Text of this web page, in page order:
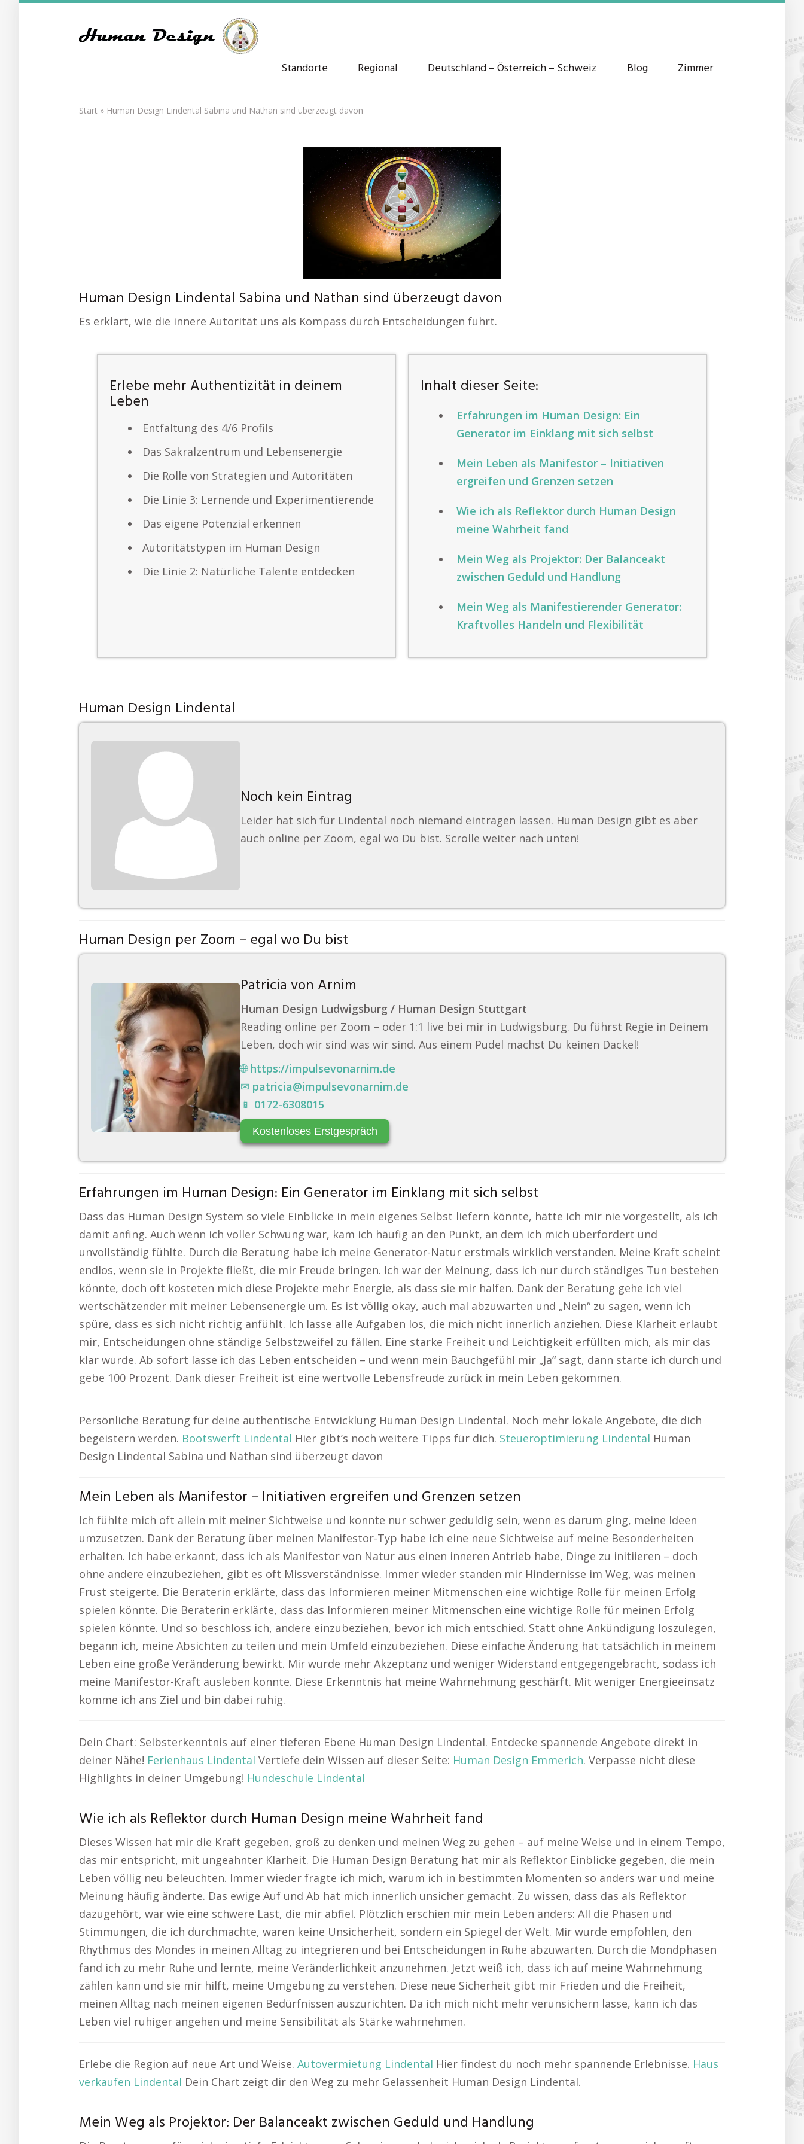
Standorte Regional Deutschland – Österreich – Schweiz Blog Zimmer
Start » Human Design Lindental Sabina und Nathan sind überzeugt davon
Human Design Lindental Sabina und Nathan sind überzeugt davon
Es erklärt, wie die innere Autorität uns als Kompass durch Entscheidungen führt.
Erlebe mehr Authentizität in deinem
Leben
Entfaltung des 4/6 Profils
Das Sakralzentrum und Lebensenergie
Die Rolle von Strategien und Autoritäten
Die Linie 3: Lernende und Experimentierende
Das eigene Potenzial erkennen
Autoritätstypen im Human Design
Die Linie 2: Natürliche Talente entdecken
Inhalt dieser Seite:
Erfahrungen im Human Design: Ein
Generator im Einklang mit sich selbst
Mein Leben als Manifestor – Initiativen
ergreifen und Grenzen setzen
Wie ich als Reflektor durch Human Design
meine Wahrheit fand
Mein Weg als Projektor: Der Balanceakt
zwischen Geduld und Handlung
Mein Weg als Manifestierender Generator:
Kraftvolles Handeln und Flexibilität
Human Design Lindental
Noch kein Eintrag
Leider hat sich für Lindental noch niemand eintragen lassen. Human Design gibt es aber
auch online per Zoom, egal wo Du bist. Scrolle weiter nach unten!
Human Design per Zoom – egal wo Du bist
Patricia von Arnim
Human Design Ludwigsburg / Human Design Stuttgart
Reading online per Zoom – oder 1:1 live bei mir in Ludwigsburg. Du führst Regie in Deinem
Leben, doch wir sind was wir sind. Aus einem Pudel machst Du keinen Dackel!
🌐https://impulsevonarnim.de
✉ patricia@impulsevonarnim.de
📱 0172-6308015
Kostenloses Erstgespräch
Erfahrungen im Human Design: Ein Generator im Einklang mit sich selbst
Dass das Human Design System so viele Einblicke in mein eigenes Selbst liefern könnte, hätte ich mir nie vorgestellt, als ich
damit anfing. Auch wenn ich voller Schwung war, kam ich häufig an den Punkt, an dem ich mich überfordert und
unvollständig fühlte. Durch die Beratung habe ich meine Generator-Natur erstmals wirklich verstanden. Meine Kraft scheint
endlos, wenn sie in Projekte fließt, die mir Freude bringen. Ich war der Meinung, dass ich nur durch ständiges Tun bestehen
könnte, doch oft kosteten mich diese Projekte mehr Energie, als dass sie mir halfen. Dank der Beratung gehe ich viel
wertschätzender mit meiner Lebensenergie um. Es ist völlig okay, auch mal abzuwarten und „Nein“ zu sagen, wenn ich
spüre, dass es sich nicht richtig anfühlt. Ich lasse alle Aufgaben los, die mich nicht innerlich anziehen. Diese Klarheit erlaubt
mir, Entscheidungen ohne ständige Selbstzweifel zu fällen. Eine starke Freiheit und Leichtigkeit erfüllten mich, als mir das
klar wurde. Ab sofort lasse ich das Leben entscheiden – und wenn mein Bauchgefühl mir „Ja“ sagt, dann starte ich durch und
gebe 100 Prozent. Dank dieser Freiheit ist eine wertvolle Lebensfreude zurück in mein Leben gekommen.
Persönliche Beratung für deine authentische Entwicklung Human Design Lindental. Noch mehr lokale Angebote, die dich
begeistern werden. Bootswerft Lindental Hier gibt’s noch weitere Tipps für dich. Steueroptimierung Lindental Human
Design Lindental Sabina und Nathan sind überzeugt davon
Mein Leben als Manifestor – Initiativen ergreifen und Grenzen setzen
Ich fühlte mich oft allein mit meiner Sichtweise und konnte nur schwer geduldig sein, wenn es darum ging, meine Ideen
umzusetzen. Dank der Beratung über meinen Manifestor-Typ habe ich eine neue Sichtweise auf meine Besonderheiten
erhalten. Ich habe erkannt, dass ich als Manifestor von Natur aus einen inneren Antrieb habe, Dinge zu initiieren – doch
ohne andere einzubeziehen, gibt es oft Missverständnisse. Immer wieder standen mir Hindernisse im Weg, was meinen
Frust steigerte. Die Beraterin erklärte, dass das Informieren meiner Mitmenschen eine wichtige Rolle für meinen Erfolg
spielen könnte. Die Beraterin erklärte, dass das Informieren meiner Mitmenschen eine wichtige Rolle für meinen Erfolg
spielen könnte. Und so beschloss ich, andere einzubeziehen, bevor ich mich entschied. Statt ohne Ankündigung loszulegen,
begann ich, meine Absichten zu teilen und mein Umfeld einzubeziehen. Diese einfache Änderung hat tatsächlich in meinem
Leben eine große Veränderung bewirkt. Mir wurde mehr Akzeptanz und weniger Widerstand entgegengebracht, sodass ich
meine Manifestor-Kraft ausleben konnte. Diese Erkenntnis hat meine Wahrnehmung geschärft. Mit weniger Energieeinsatz
komme ich ans Ziel und bin dabei ruhig.
Dein Chart: Selbsterkenntnis auf einer tieferen Ebene Human Design Lindental. Entdecke spannende Angebote direkt in
deiner Nähe! Ferienhaus Lindental Vertiefe dein Wissen auf dieser Seite: Human Design Emmerich. Verpasse nicht diese
Highlights in deiner Umgebung! Hundeschule Lindental
Wie ich als Reflektor durch Human Design meine Wahrheit fand
Dieses Wissen hat mir die Kraft gegeben, groß zu denken und meinen Weg zu gehen – auf meine Weise und in einem Tempo,
das mir entspricht, mit ungeahnter Klarheit. Die Human Design Beratung hat mir als Reflektor Einblicke gegeben, die mein
Leben völlig neu beleuchten. Immer wieder fragte ich mich, warum ich in bestimmten Momenten so anders war und meine
Meinung häufig änderte. Das ewige Auf und Ab hat mich innerlich unsicher gemacht. Zu wissen, dass das als Reflektor
dazugehört, war wie eine schwere Last, die mir abfiel. Plötzlich erschien mir mein Leben anders: All die Phasen und
Stimmungen, die ich durchmachte, waren keine Unsicherheit, sondern ein Spiegel der Welt. Mir wurde empfohlen, den
Rhythmus des Mondes in meinen Alltag zu integrieren und bei Entscheidungen in Ruhe abzuwarten. Durch die Mondphasen
fand ich zu mehr Ruhe und lernte, meine Veränderlichkeit anzunehmen. Jetzt weiß ich, dass ich auf meine Wahrnehmung
zählen kann und sie mir hilft, meine Umgebung zu verstehen. Diese neue Sicherheit gibt mir Frieden und die Freiheit,
meinen Alltag nach meinen eigenen Bedürfnissen auszurichten. Da ich mich nicht mehr verunsichern lasse, kann ich das
Leben viel ruhiger angehen und meine Sensibilität als Stärke wahrnehmen.
Erlebe die Region auf neue Art und Weise. Autovermietung Lindental Hier findest du noch mehr spannende Erlebnisse. Haus
verkaufen Lindental Dein Chart zeigt dir den Weg zu mehr Gelassenheit Human Design Lindental.
Mein Weg als Projektor: Der Balanceakt zwischen Geduld und Handlung